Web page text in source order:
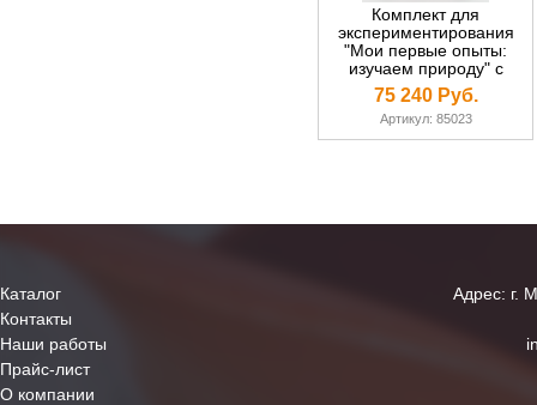
Комплект для
экспериментирования
"Мои первые опыты:
изучаем природу" с
метод.пос.
75 240 Руб.
Артикул: 85023
Каталог
Контакты
Наши работы
Прайс-лист
О компании
Адрес: г.